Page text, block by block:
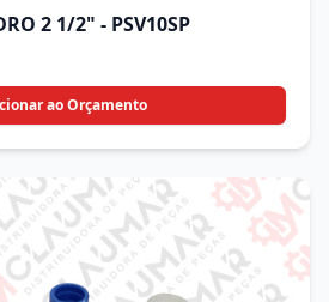
2 1/2" - PSV10SP
ao Orçamento